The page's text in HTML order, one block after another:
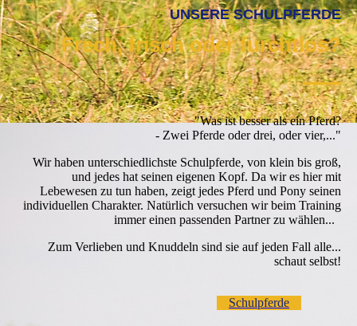
UNSERE SCHULPFERDE
Frech, frisch oder furchtlos?
—
"Was ist besser als ein Pferd?
- Zwei Pferde oder drei, oder vier,..."
Wir haben unterschiedlichste Schulpferde, von klein bis groß,
und jedes hat seinen eigenen Kopf. Da wir es hier mit
Lebewesen zu tun haben, zeigt jedes Pferd und Pony seinen
individuellen Charakter. Natürlich versuchen wir beim Training
immer einen passenden Partner zu wählen...
Zum Verlieben und Knuddeln sind sie auf jeden Fall alle...
schaut selbst!
Schulpferde